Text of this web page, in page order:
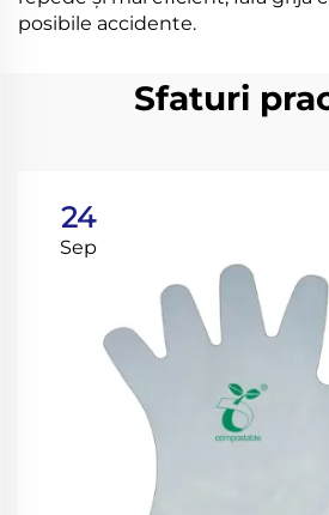
posibile accidente.
Sfaturi
24
Sep